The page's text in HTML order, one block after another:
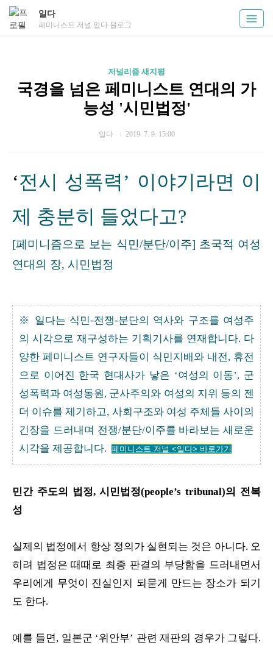
일다
페미니스트 저널 일다 블로그
저널리즘 새지평
국경을 넘은 페미니스트 연대의 가
능성 '시민법정'
일다 2019. 7. 9. 15:00
‘전시 성폭력’ 이야기라면 이
제 충분히 들었다고?
[페미니즘으로 보는 식민/분단/이주] 초국적 여성
연대의 장, 시민법정
※ 일다는 식민-전쟁-분단의 역사와 구조를 여성주
의 시각으로 재구성하는 기획기사를 연재합니다. 다
양한 페미니스트 연구자들이 식민지배와 내전, 휴전
으로 이어진 한국 현대사가 낳은 ‘여성의 이동’, 군
성폭력과 여성동원, 군사주의와 여성의 지위 등의 젠
더 이슈를 제기하고, 사회구조와 여성 주체들 사이의
긴장을 드러내며 전쟁/분단/이주를 바라보는 새로운
시각을 제공합니다. 페미니스트 저널 <일다> 바로가기
민간 주도의 법정, 시민법정(people’s tribunal)의 전복
성
실제의 법정에서 항상 정의가 실현되는 것은 아니다. 오
히려 법정은 때때로 최종 판결의 부당함을 드러내면서
우리에게 무엇이 진실인지 되묻게 만드는 장소가 되기
도 한다.
예를 들면, 일본군 ‘위안부’ 관련 재판의 경우가 그렇다.